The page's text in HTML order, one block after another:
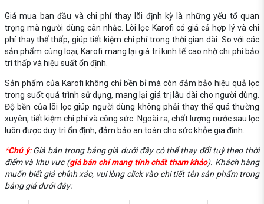
Giá mua ban đầu và chi phí thay lõi định kỳ là những yếu tố quan
trọng mà người dùng cân nhắc. Lõi lọc Karofi có giá cả hợp lý và chi
phí thay thế thấp, giúp tiết kiệm chi phí trong thời gian dài. So với các
sản phẩm cùng loại, Karofi mang lại giá trị kinh tế cao nhờ chi phí bảo
trì thấp và hiệu suất ổn định.
Sản phẩm của Karofi không chỉ bền bỉ mà còn đảm bảo hiệu quả lọc
trong suốt quá trình sử dụng, mang lại giá trị lâu dài cho người dùng.
Độ bền của lõi lọc giúp người dùng không phải thay thế quá thường
xuyên, tiết kiệm chi phí và công sức. Ngoài ra, chất lượng nước sau lọc
luôn được duy trì ổn định, đảm bảo an toàn cho sức khỏe gia đình.
*Chú ý:Giá bán trong bảng giá dưới đây có thể thay đổi tuỳ theo thời
điểm và khu vực (giá bán chỉ mang tính chất tham khảo). Khách hàng
muốn biết giá chính xác, vui lòng click vào chi tiết tên sản phẩm trong
bảng giá dưới đây: